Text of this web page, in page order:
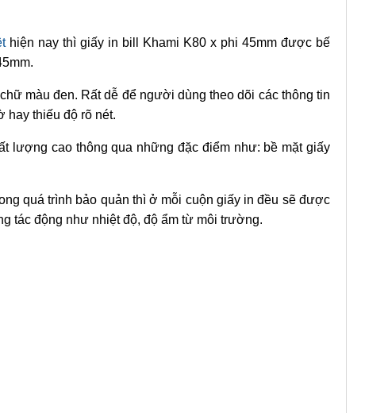
hiện nay thì giấy in bill Khami K80 x phi 45mm được bế
màu đen. Rất dễ để người dùng theo dõi các thông tin
hay thiếu độ rõ nét.
lượng cao thông qua những đặc điểm như: bề mặt giấy
quá trình bảo quản thì ở mỗi cuộn giấy in đều sẽ được
tác động như nhiệt độ, độ ẩm từ môi trường.